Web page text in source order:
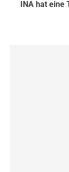
INA hat eine